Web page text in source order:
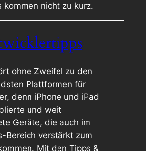
kommen nicht zu kurz.
ohne Zweifel zu den
Plattformen für
denn iPhone und iPad
und weit
Geräte, die auch im
Bereich verstärkt zum
Mit den Tipps &